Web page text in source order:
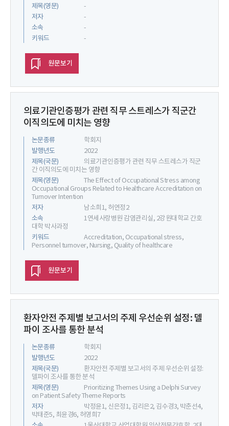
제목(영문)
-
저자
-
소속
-
키워드
-
원문보기
의료기관인증평가 관련 직무 스트레스가 직군간
이직의도에 미치는 영향
논문종류
학회지
발행년도
2022
제목(국문)
의료기관인증평가 관련 직무 스트레스가 직군
간 이직의도에 미치는 영향
제목(영문)
The Effect of Occupational Stress among
Occupational Groups Related to Healthcare Accreditation on
Turnover Intention
저자
남소희1, 허연정2
소속
1연세사랑병원 감염관리실, 2강원대학교 간호
대학 박사과정
키워드
Accreditation, Occupational stress,
Personnel turnover, Nursing, Quality of healthcare
원문보기
환자안전 주제별 보고서의 주제 우선순위 설정: 델
파이 조사를 통한 분석
논문종류
학회지
발행년도
2022
제목(국문)
환자안전 주제별 보고서의 주제 우선순위 설정:
델파이 조사를 통한 분석
제목(영문)
Prioritizing Themes Using a Delphi Survey
on Patient Safety Theme Reports
저자
박정윤1, 신은정1, 김리은2, 김수경3, 박춘선4,
박태준5, 최윤경6, 허영희7